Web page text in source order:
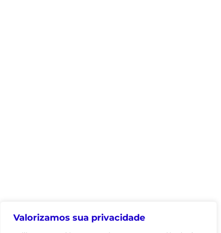
Valorizamos sua privacidade